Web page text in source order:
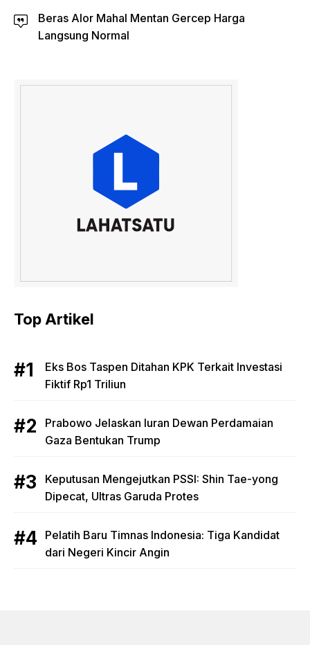
Beras Alor Mahal Mentan Gercep Harga
Langsung Normal
Top Artikel
Eks Bos Taspen Ditahan KPK Terkait Investasi
Fiktif Rp1 Triliun
Prabowo Jelaskan Iuran Dewan Perdamaian
Gaza Bentukan Trump
Keputusan Mengejutkan PSSI: Shin Tae-yong
Dipecat, Ultras Garuda Protes
Pelatih Baru Timnas Indonesia: Tiga Kandidat
dari Negeri Kincir Angin